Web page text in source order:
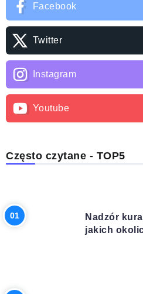
Facebook
Twitter
Instagram
Youtube
Często czytane - TOP5
Nadzór
jakich